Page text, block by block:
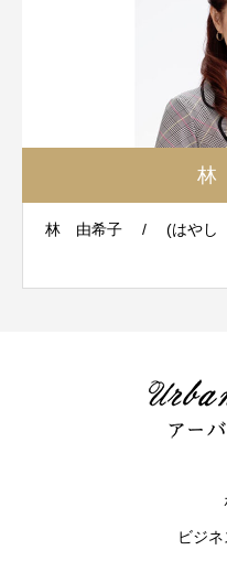
林
林 由希子 / (はやし
ビジ